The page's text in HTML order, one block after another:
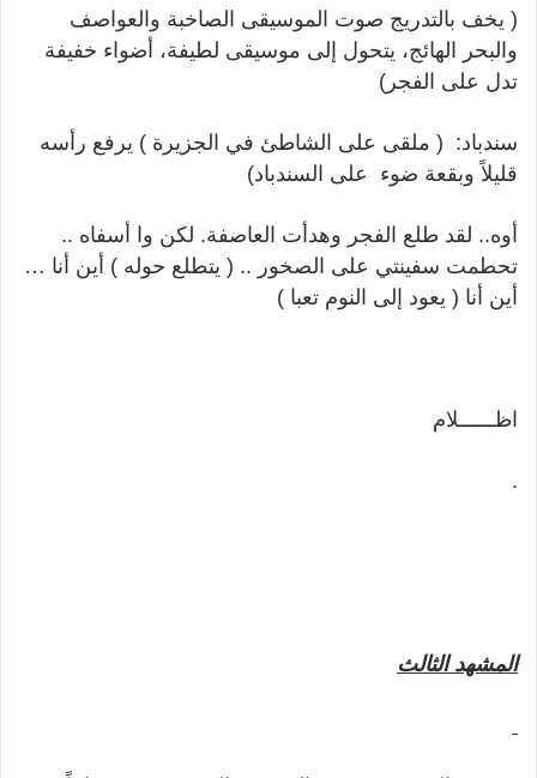
( يخف بالتدريج صوت الموسيقى الصاخبة والعواصف
والبحر الهائج، يتحول إلى موسيقى لطيفة، أضواء خفيفة
تدل على الفجر)
سندباد: ( ملقى على الشاطئ في الجزيرة ) يرفع رأسه
قليلاً وبقعة ضوء على السندباد)
أوه.. لقد طلع الفجر وهدأت العاصفة. لكن وا أسفاه ..
تحطمت سفينتي على الصخور .. ( يتطلع حوله ) أين أنا …
أين أنا ( يعود إلى النوم تعبا )
اظــــــلام
.
المشهدالثالث